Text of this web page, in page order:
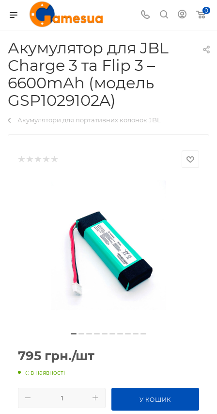
0
Акумулятор для JBL
Charge 3 та Flip 3 –
6600mAh (модель
GSP1029102A)
Акумулятори для портативних колонок JBL
795 грн./шт
Є в наявності
У КОШИК